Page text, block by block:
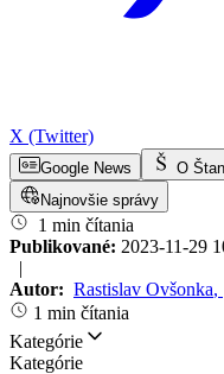
X (Twitter)
Google News O
Najnovšie správy
1 min čítania
Publikované: 2023-11-29
|
Autor: Rastislav Ovšonka,
1 min čítania
Kategórie
Kategórie